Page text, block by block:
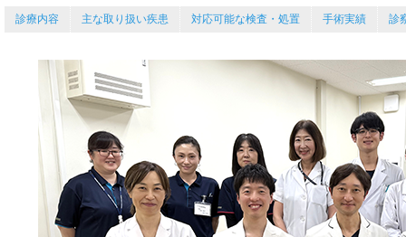
診療内容 主な取り扱い疾患 対応可能な検査・処置 手術実績 診